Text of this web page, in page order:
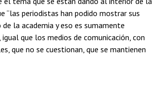
“las periodistas han podido mostrar sus
la academia y eso es sumamente
que los medios de comunicación, con
que no se cuestionan, que se mantienen